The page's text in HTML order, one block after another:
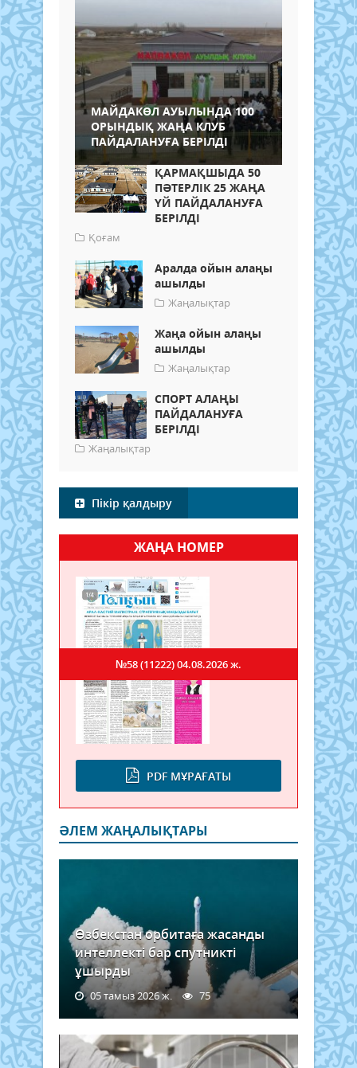
МАЙДАКӨЛ АУЫЛЫНДА 100
ОРЫНДЫҚ ЖАҢА КЛУБ
ПАЙДАЛАНУҒА БЕРІЛДІ
ҚАРМАҚШЫДА 50
ПӘТЕРЛІК 25 ЖАҢА
ҮЙ ПАЙДАЛАНУҒА
БЕРІЛДІ
Қоғам
Аралда ойын алаңы
ашылды
Жаңалықтар
Жаңа ойын алаңы
ашылды
Жаңалықтар
СПОРТ АЛАҢЫ
ПАЙДАЛАНУҒА
БЕРІЛДІ
Жаңалықтар
Пікір қалдыру
ЖАҢА НОМЕР
PDF МҰРАҒАТЫ
№58 (11222)04.08.2026 ж.
ӘЛЕМ ЖАҢАЛЫҚТАРЫ
Өзбекстан орбитаға жасанды
интеллекті бар спутникті
ұшырды
05 тамыз 2026 ж. 75